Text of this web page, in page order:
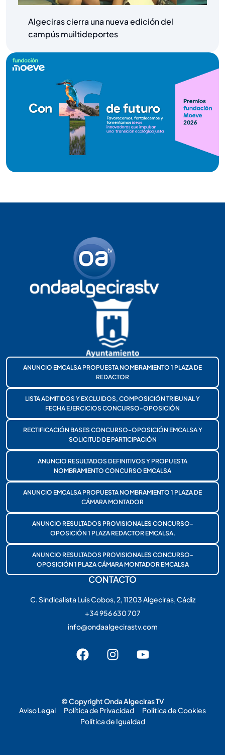
Algeciras cierra una nueva edición del
campús muiltideportes
ANUNCIO EMCALSA PROPUESTA NOMBRAMIENTO 1 PLAZA DE
REDACTOR
LISTA ADMITIDOS Y EXCLUIDOS, COMPOSICIÓN TRIBUNAL Y
FECHA EJERCICIOS CONCURSO-OPOSICIÓN
RECTIFICACIÓN BASES CONCURSO-OPOSICIÓN EMCALSA Y
SOLICITUD DE PARTICIPACIÓN
ANUNCIO RESULTADOS DEFINITIVOS Y PROPUESTA
NOMBRAMIENTO CONCURSO EMCALSA
ANUNCIO EMCALSA PROPUESTA NOMBRAMIENTO 1 PLAZA DE
CÁMARA MONTADOR
ANUNCIO RESULTADOS PROVISIONALES CONCURSO-
OPOSICIÓN 1 PLAZA REDACTOR EMCALSA.
ANUNCIO RESULTADOS PROVISIONALES CONCURSO-
OPOSICIÓN 1 PLAZA CÁMARA MONTADOR EMCALSA
CONTACTO
C. Sindicalista Luis Cobos, 2, 11203 Algeciras, Cádiz
+34 956 630 707
info@ondaalgecirastv.com
© Copyright Onda Algeciras TV
Aviso Legal
Política de Privacidad
Política de Cookies
Política de Igualdad